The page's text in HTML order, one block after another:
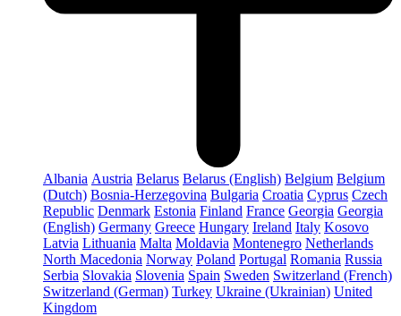
Albania Austria Belarus Belarus (English) Belgium Belgium
(Dutch) Bosnia-Herzegovina Bulgaria Croatia Cyprus Czech
Republic Denmark Estonia Finland France Georgia Georgia
(English) Germany Greece Hungary Ireland Italy Kosovo
Latvia Lithuania Malta Moldavia Montenegro Netherlands
North Macedonia Norway Poland Portugal Romania Russia
Serbia Slovakia Slovenia Spain Sweden Switzerland (French)
Switzerland (German) Turkey Ukraine (Ukrainian) United
Kingdom